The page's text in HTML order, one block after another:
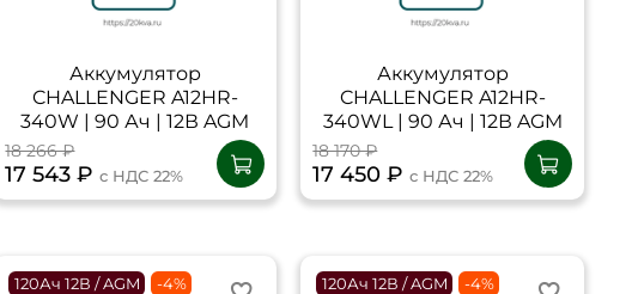
Аккумулятор
CHALLENGER A12HR-
340W | 90 Ач | 12В AGM
18 266 ₽
17 543 ₽с НДС 22%
Аккумулятор
CHALLENGER A12HR-
340WL | 90 Ач | 12В AGM
18 170 ₽
17 450 ₽с НДС 22%
120Ач 12В / AGM -4% 120Ач 12В / AGM -4%